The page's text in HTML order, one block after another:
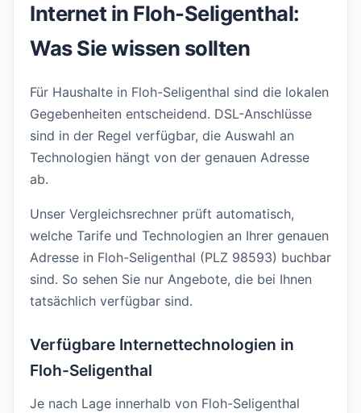
Internet in Floh-Seligenthal:
Was Sie wissen sollten
Für Haushalte in Floh-Seligenthal sind die lokalen
Gegebenheiten entscheidend. DSL-Anschlüsse
sind in der Regel verfügbar, die Auswahl an
Technologien hängt von der genauen Adresse
ab.
Unser Vergleichsrechner prüft automatisch,
welche Tarife und Technologien an Ihrer genauen
Adresse in Floh-Seligenthal (PLZ 98593) buchbar
sind. So sehen Sie nur Angebote, die bei Ihnen
tatsächlich verfügbar sind.
Verfügbare Internettechnologien in
Floh-Seligenthal
Je nach Lage innerhalb von Floh-Seligenthal